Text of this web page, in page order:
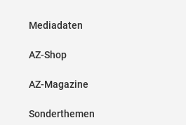
Mediadaten
AZ-Shop
AZ-Magazine
Sonderthemen